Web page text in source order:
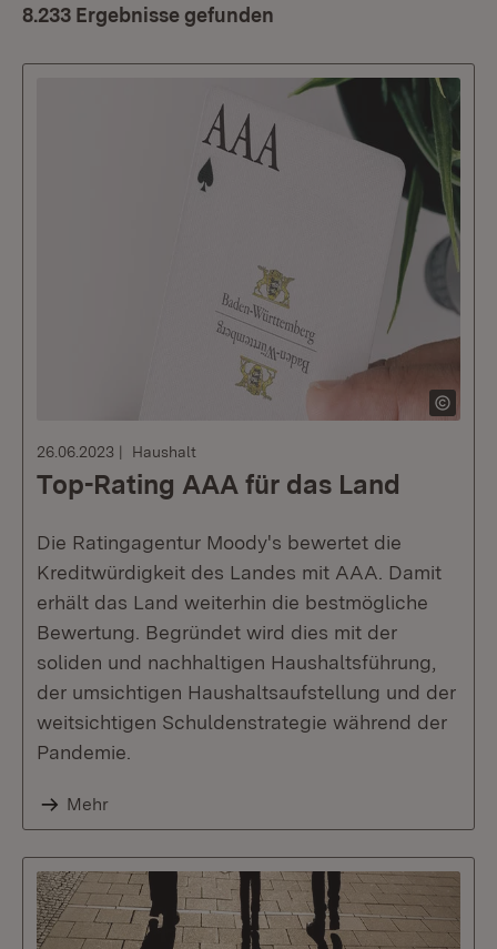
8.233 Ergebnisse gefunden
26.06.2023 Haushalt
Top-Rating AAA für das Land
Die Ratingagentur Moody's bewertet die
Kreditwürdigkeit des Landes mit AAA. Damit
erhält das Land weiterhin die bestmögliche
Bewertung. Begründet wird dies mit der
soliden und nachhaltigen Haushaltsführung,
der umsichtigen Haushaltsaufstellung und der
weitsichtigen Schuldenstrategie während der
Pandemie.
Mehr